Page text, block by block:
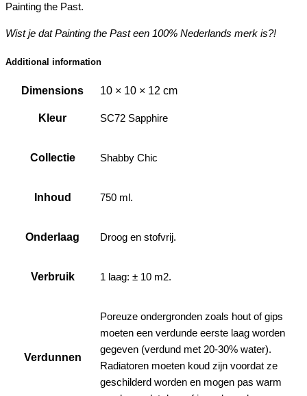
Painting the Past.
Wist je dat Painting the Past een 100% Nederlands merk is?!
Additional information
Dimensions 10 × 10 × 12 cm
Kleur SC72 Sapphire
Collectie Shabby Chic
Inhoud 750 ml.
Onderlaag Droog en stofvrij.
Verbruik 1 laag: ± 10 m2.
Verdunnen
Poreuze ondergronden zoals hout of gips
moeten een verdunde eerste laag worden
gegeven (verdund met 20-30% water).
Radiatoren moeten koud zijn voordat ze
geschilderd worden en mogen pas warm